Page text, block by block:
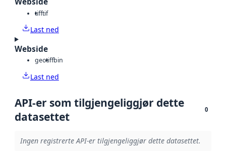
tifftif
Last ned
Webside
geotiffbin
Last ned
API-er som tilgjengeliggjør dette
datasettet
0
Ingen registrerte API-er tilgjengeliggjør dette datasettet.